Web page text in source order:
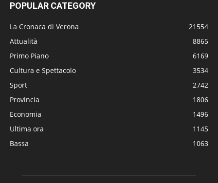
POPULAR CATEGORY
La Cronaca di Verona
21554
Attualità
8865
Primo Piano
6169
Cultura e Spettacolo
3534
Sport
2742
Provincia
1806
Economia
1496
Ultima ora
1145
Bassa
1063